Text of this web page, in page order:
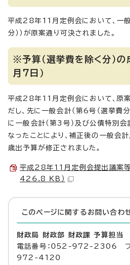
平成28年11月定例会において、一
分））が原案通り可決されました。
※予算（選挙費を除く分）
月7日）
平成28年11月定例会において、原
だし、先に一般会計（第6号（選挙費分
に一般会計（第3号）及び公債特別会
なったことにより、補正後の一般会
歳出予算が修正されました。
平成28年11月定例会提出議案等
426.8 KB）
このページに関する お問い合わ
財政局 財政部 財政課 予算担当
電話番号：052-972-2306 フ
972-4120